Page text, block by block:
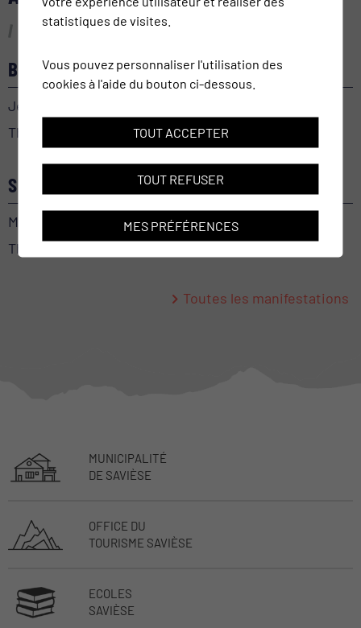
BEL-AMI
Jeudi 24 septembre 2026
Théâtre le Baladin
SECRET(S) MÉDICAL
Mercredi 30 septembre 2026
Théâtre le Baladin
Toutes les manifestations
MUNICIPALITÉ
DE SAVIÈSE
OFFICE DU
TOURISME SAVIÈSE
ECOLES
SAVIÈSE
statistiques de visites.
Vous pouvez personnaliser l'utilisation des
cookies à l'aide du bouton ci-dessous.
TOUT ACCEPTER
TOUT REFUSER
MES PRÉFÉRENCES